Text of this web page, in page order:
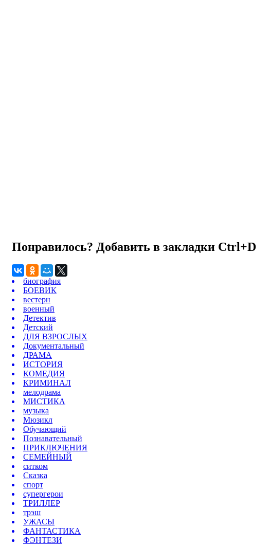
Понравилось? Добавить в закладки Ctrl+D
биография
БОЕВИК
вестерн
военный
Детектив
Детский
ДЛЯ ВЗРОСЛЫХ
Документальный
ДРАМА
ИСТОРИЯ
КОМЕДИЯ
КРИМИНАЛ
мелодрама
МИСТИКА
музыка
Мюзикл
Обучающий
Познавательный
ПРИКЛЮЧЕНИЯ
СЕМЕЙНЫЙ
ситком
Сказка
спорт
супергерои
ТРИЛЛЕР
трэш
УЖАСЫ
ФАНТАСТИКА
ФЭНТЕЗИ